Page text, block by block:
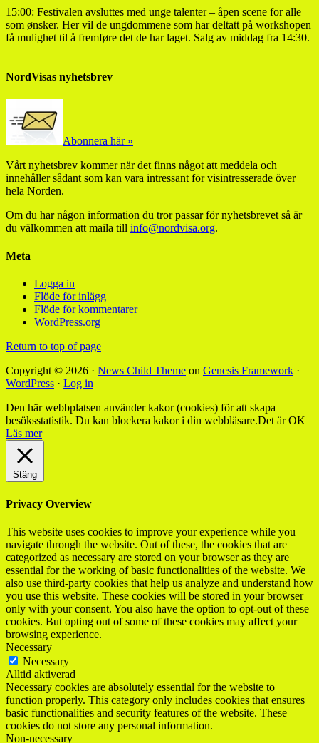
15:00: Festivalen avsluttes med unge talenter – åpen scene for alle
som ønsker. Her vil de ungdommene som har deltatt på workshopen
få mulighet til å fremføre det de har laget. Salg av middag fra 14:30.
NordVisas nyhetsbrev
Abonnera här »
Vårt nyhetsbrev kommer när det finns något att meddela och
innehåller sådant som kan vara intressant för visintresserade över
hela Norden.
Om du har någon information du tror passar för nyhetsbrevet så är
du välkommen att maila till info@nordvisa.org.
Meta
Logga in
Flöde för inlägg
Flöde för kommentarer
WordPress.org
Return to top of page
Copyright © 2026 · News Child Theme on Genesis Framework ·
WordPress · Log in
Den här webbplatsen använder kakor (cookies) för att skapa
besöksstatistik. Du kan blockera kakor i din webbläsare.Det är OK
Läs mer
Stäng
Privacy Overview
This website uses cookies to improve your experience while you
navigate through the website. Out of these, the cookies that are
categorized as necessary are stored on your browser as they are
essential for the working of basic functionalities of the website. We
also use third-party cookies that help us analyze and understand how
you use this website. These cookies will be stored in your browser
only with your consent. You also have the option to opt-out of these
cookies. But opting out of some of these cookies may affect your
browsing experience.
Necessary
Necessary
Alltid aktiverad
Necessary cookies are absolutely essential for the website to
function properly. This category only includes cookies that ensures
basic functionalities and security features of the website. These
cookies do not store any personal information.
Non-necessary